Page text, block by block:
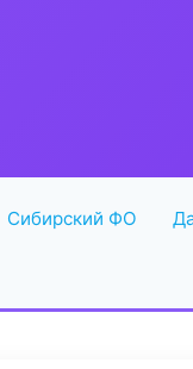
Сибирский ФО